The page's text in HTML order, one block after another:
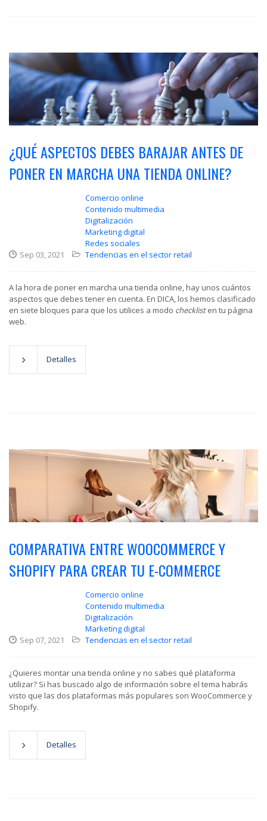
¿QUÉ ASPECTOS DEBES BARAJAR ANTES DE
PONER EN MARCHA UNA TIENDA ONLINE?
Sep 03, 2021
Comercio online
Contenido multimedia
Digitalización
Marketing digital
Redes sociales
Tendencias en el sector retail
A la hora de poner en marcha una tienda online, hay unos cuántos
aspectos que debes tener en cuenta. En DICA, los hemos clasificado
en siete bloques para que los utilices a modo checklisten tu página
web.
Detalles
COMPARATIVA ENTRE WOOCOMMERCE Y
SHOPIFY PARA CREAR TU E-COMMERCE
Sep 07, 2021
Comercio online
Contenido multimedia
Digitalización
Marketing digital
Tendencias en el sector retail
¿Quieres montar una tienda online y no sabes qué plataforma
utilizar? Si has buscado algo de información sobre el tema habrás
visto que las dos plataformas más populares son WooCommerce y
Shopify.
Detalles